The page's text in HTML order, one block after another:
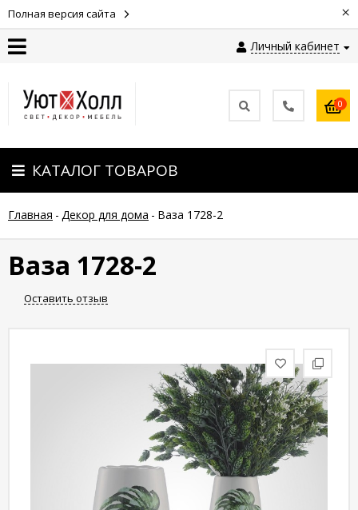
Полная версия сайта ×
Личный кабинет
Оплата
Доставка
Гарантия
возврат
Новости
статьи
конфиденциальности
0
КАТАЛОГ ТОВАРОВ
Главная - Декор для дома - Ваза 1728-2
Ваза 1728-2
Оставить отзыв